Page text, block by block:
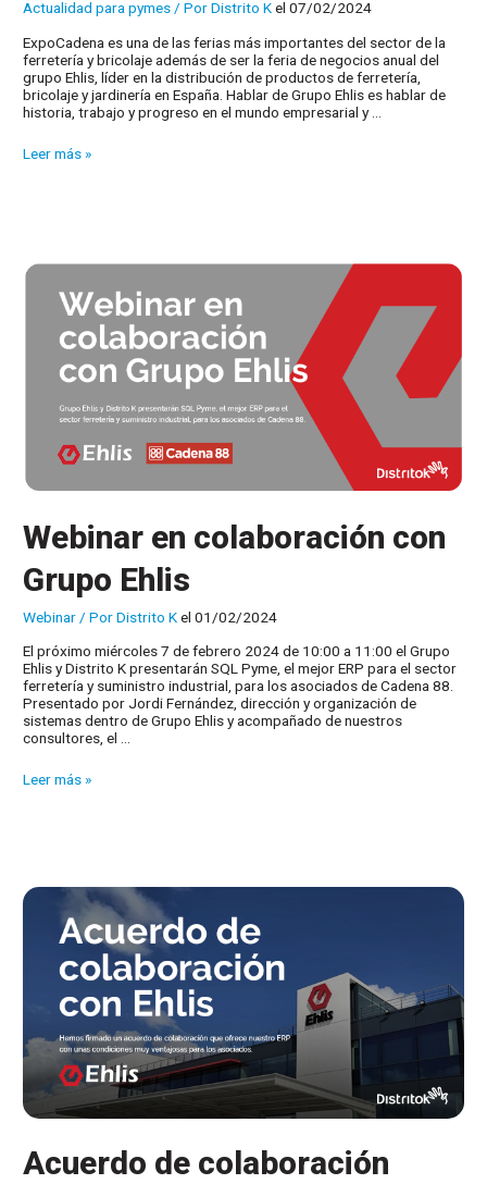
Actualidad para pymes/ PorDistrito Kel 07/02/2024
ExpoCadena es una de las ferias más importantes del sector de la
ferretería y bricolaje además de ser la feria de negocios anual del
grupo Ehlis, líder en la distribución de productos de ferretería,
bricolaje y jardinería en España. Hablar de Grupo Ehlis es hablar de
historia, trabajo y progreso en el mundo empresarial y …
ExpoCadena
Leer más »
Webinar en colaboración con
Grupo Ehlis
Webinar / PorDistrito Kel 01/02/2024
El próximo miércoles 7 de febrero 2024 de 10:00 a 11:00 el Grupo
Ehlis y Distrito K presentarán SQL Pyme, el mejor ERP para el sector
ferretería y suministro industrial, para los asociados de Cadena 88.
Presentado por Jordi Fernández, dirección y organización de
sistemas dentro de Grupo Ehlis y acompañado de nuestros
consultores, el …
Webinar
Leer más »
Acuerdo de colaboración